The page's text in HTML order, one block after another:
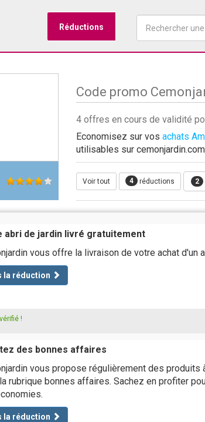
Réductions
Code promo
4 offres en cours de validité
Economisez sur vos achats
utilisables sur cemonjardin.com
Voir tout 4 réductions 2
abri de jardin livré gratuitement
vous offre la livraison de votre achat d'un
la réduction
!
des bonnes affaires
vous propose régulièrement des produits
rubrique bonnes affaires. Sachez en profiter
la réduction